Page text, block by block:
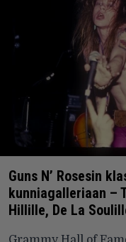
Guns N’ Rosesin
kunniagalleriaan –
Hillille, De La